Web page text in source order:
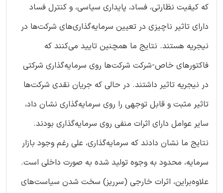
که کیفیت نظارتی، فساد، پایداری سیاسی، و کنترل فساد
دارای تاثیر ناچیزی در تعیین سرمایه‌گذاری‌های شرکت‌ها در
نیجریه هستند. نتایج ما همچنین تایید می‌کنند که
فاکتورهای خاص-شرکت شرکت‌ها روی سرمایه‌گذاری شرکتی
در نیجریه تاثیر داشتند. در حالی که جریان نقدی شرکت‌ها
تاثیر مثبت و قابل توجهی را روی سرمایه‌گذاری نشان داد،
سایر عوامل دارای اثرات منفی روی سرمایه‌گذاری بودند.
نتایج ما نشان دادند که سرمایه‌گذاری، علی رغم وجود بازار
سرمایه، محدود به وجوه تولید شده به صورت داخلی است.
علاوه‌براین، اثرات خارجی (سرریز) سخت شدن سیاست‌های